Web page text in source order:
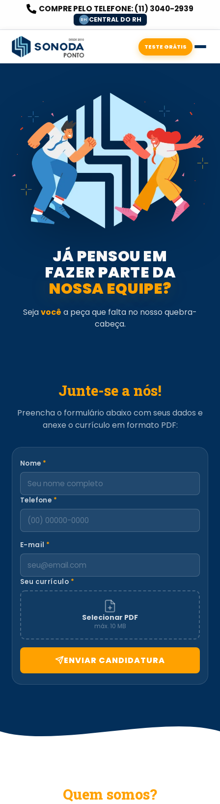
COMPRE PELO TELEFONE:(11) 3040-2939
RH CENTRAL DO RH
TESTE GRÁTIS
JÁ PENSOU EM
FAZER PARTE DA
NOSSA EQUIPE?
Sejavocê a peça que falta no nosso quebra-
cabeça.
Junte-se a nós!
Preencha o formulário abaixo com seus dados e
anexe o currículo em formato PDF:
Nome *
Telefone *
E-mail *
Seu currículo *
Selecionar PDF
máx. 10 MB
ENVIAR CANDIDATURA
Quem somos?